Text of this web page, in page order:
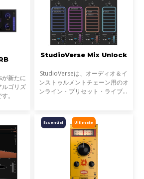
新たに
ルゴリズ
。
StudioVerse Mix Unlock
StudioVerseは、オーディオ＆イ
ンストゥルメントチェーン用のオ
ンライン・プリセット・ライブラ
し、完成済みのミックス、サンプ
ル、ループ素材を瞬時に解
Ultimate
Essential